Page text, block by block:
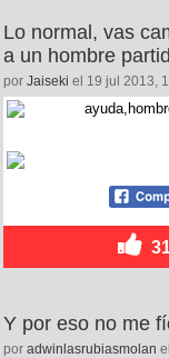
Lo normal, vas
a un hombre
por Jaiseki el 19 jul 2013,
Y por eso no me
por adwinlasrubiasmolan